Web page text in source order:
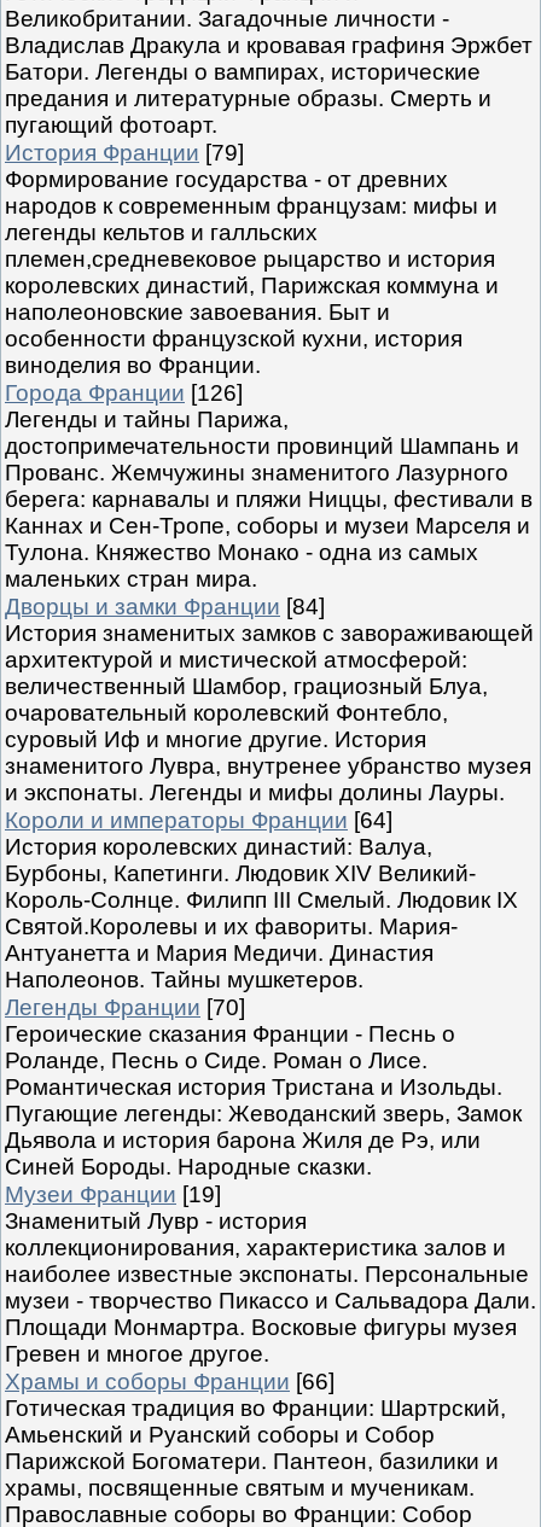
Великобритании. Загадочные личности -
Владислав Дракула и кровавая графиня Эржбет
Батори. Легенды о вампирах, исторические
предания и литературные образы. Смерть и
пугающий фотоарт.
История Франции [79]
Формирование государства - от древних
народов к современным французам: мифы и
легенды кельтов и галльских
племен,средневековое рыцарство и история
королевских династий, Парижская коммуна и
наполеоновские завоевания. Быт и
особенности французской кухни, история
виноделия во Франции.
Города Франции [126]
Легенды и тайны Парижа,
достопримечательности провинций Шампань и
Прованс. Жемчужины знаменитого Лазурного
берега: карнавалы и пляжи Ниццы, фестивали в
Каннах и Сен-Тропе, соборы и музеи Марселя и
Тулона. Княжество Монако - одна из самых
маленьких стран мира.
Дворцы и замки Франции [84]
История знаменитых замков с завораживающей
архитектурой и мистической атмосферой:
величественный Шамбор, грациозный Блуа,
очаровательный королевский Фонтебло,
суровый Иф и многие другие. История
знаменитого Лувра, внутренее убранство музея
и экспонаты. Легенды и мифы долины Лауры.
Короли и императоры Франции [64]
История королевских династий: Валуа,
Бурбоны, Капетинги. Людовик XIV Великий-
Король-Солнце. Филипп III Смелый. Людовик IX
Святой.Королевы и их фавориты. Мария-
Антуанетта и Мария Медичи. Династия
Наполеонов. Тайны мушкетеров.
Легенды Франции [70]
Героические сказания Франции - Песнь о
Роланде, Песнь о Сиде. Роман о Лисе.
Романтическая история Тристана и Изольды.
Пугающие легенды: Жеводанский зверь, Замок
Дьявола и история барона Жиля де Рэ, или
Синей Бороды. Народные сказки.
Музеи Франции [19]
Знаменитый Лувр - история
коллекционирования, характеристика залов и
наиболее известные экспонаты. Персональные
музеи - творчество Пикассо и Сальвадора Дали.
Площади Монмартра. Восковые фигуры музея
Гревен и многое другое.
Храмы и соборы Франции [66]
Готическая традиция во Франции: Шартрский,
Амьенский и Руанский соборы и Собор
Парижской Богоматери. Пантеон, базилики и
храмы, посвященные святым и мученикам.
Православные соборы во Франции: Собор